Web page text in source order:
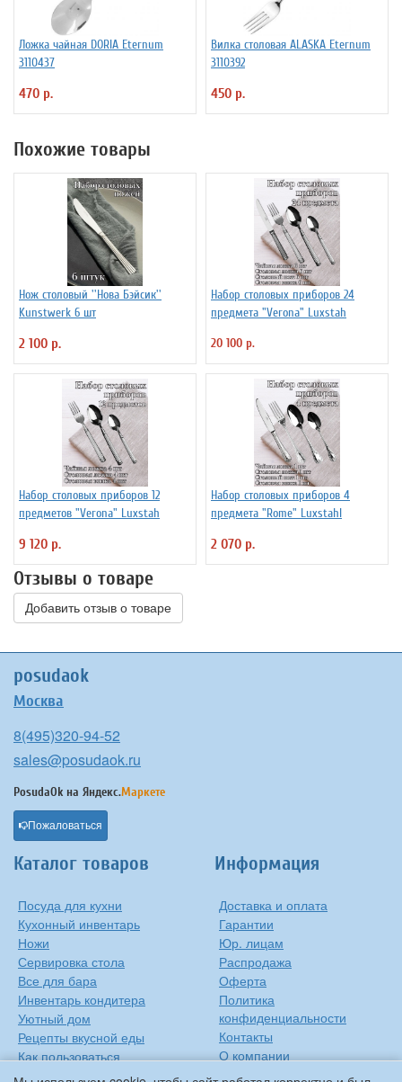
Ложка чайная DORIA Eternum
3110437
470 р.
Вилка столовая ALASKA Eternum
3110392
450 р.
Похожие товары
Нож столовый ''Нова Бэйсик''
Kunstwerk 6 шт
2 100 р.
Набор столовых приборов 24
предмета "Verona" Luxstah
20 100 р.
Набор столовых приборов 12
предметов "Verona" Luxstah
9 120 р.
Набор столовых приборов 4
предмета "Rome" Luxstahl
2 070 р.
Отзывы о товаре
Добавить отзыв о товаре
posudaok
Москва
8(495)320-94-52
sales@posudaok.ru
PosudaOk на Яндекс.Маркете
Пожаловаться
Каталог товаров
Посуда для кухни
Кухонный инвентарь
Ножи
Сервировка стола
Все для бара
Инвентарь кондитера
Уютный дом
Рецепты вкусной еды
Как пользоваться
сковородкой
Информация
Доставка и оплата
Гарантии
Юр. лицам
Распродажа
Оферта
Политика
конфиденциальности
Контакты
О компании
Сиропы Monin